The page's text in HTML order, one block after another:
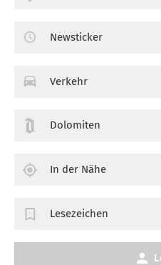
Newsticker
Verkehr
Dolomiten
In der Nähe
Lesezeichen